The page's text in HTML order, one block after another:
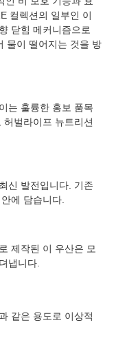
컬렉션의 일부인 이
닫힘 메커니즘으로
물이 떨어지는 것을 방
는 훌륭한 홍보 품목
벌라이프 뉴트리션
신 발전입니다. 기존
에 담습니다.
제작된 이 우산은 모
냅니다.
같은 용도로 이상적